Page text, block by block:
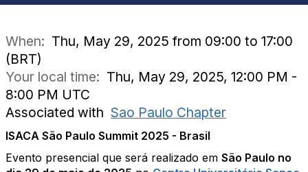
a
o
When: Thu, May 29, 2025 from 09:00 to 17:00
(BRT)
Your local time: Thu, May 29, 2025, 12:00 PM -
8:00 PM UTC
Associated with Sao Paulo Chapter
ISACA São Paulo Summit 2025 - Brasil
Evento presencial que será realizado em São Paulo no